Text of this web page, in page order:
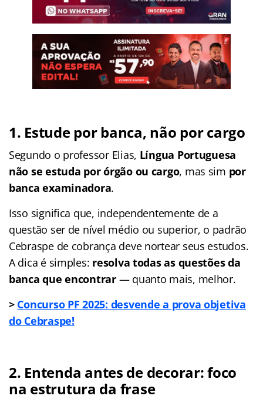
1. Estude por banca, não por cargo
Segundo o professor Elias, Língua Portuguesa
não se estuda por órgão ou cargo, mas sim por
banca examinadora.
Isso significa que, independentemente de a
questão ser de nível médio ou superior, o padrão
Cebraspe de cobrança deve nortear seus estudos.
A dica é simples: resolva todas as questões da
banca que encontrar— quanto mais, melhor.
> Concurso PF 2025: desvende a prova objetiva
do Cebraspe!
2. Entenda antes de decorar: foco
na estrutura da frase